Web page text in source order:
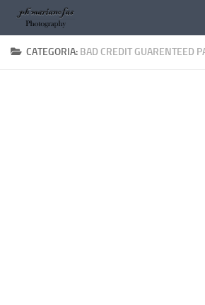
Salta al contenuto
CATEGORIA: BAD CREDIT GUARENTEED